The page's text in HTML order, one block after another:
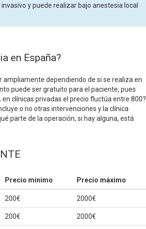
y puede realizar bajo anestesia local
en España?
dependiendo de si se realiza en
puede ser gratuito para el paciente, pues
clínicas privadas el precio fluctúa entre 800?
o no otras intervenciones y la clínica
parte de la operación, si hay alguna, está
Precio minimo Precio máximo
200€ 2000€
200€ 2000€